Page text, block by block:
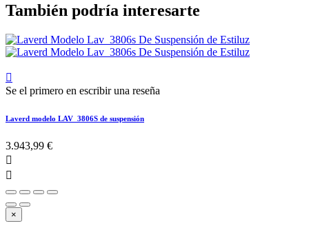
También podría interesarte

Se el primero en escribir una reseña
Laverd modelo LAV_3806S de suspensión
3.943,99 €


×